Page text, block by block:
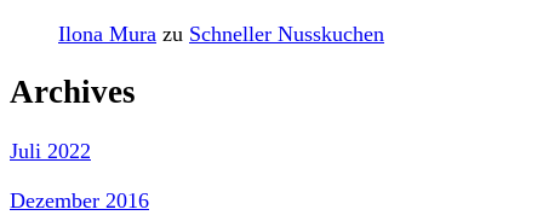
Ilona Mura zu Schneller Nusskuchen
Archives
Juli 2022
Dezember 2016